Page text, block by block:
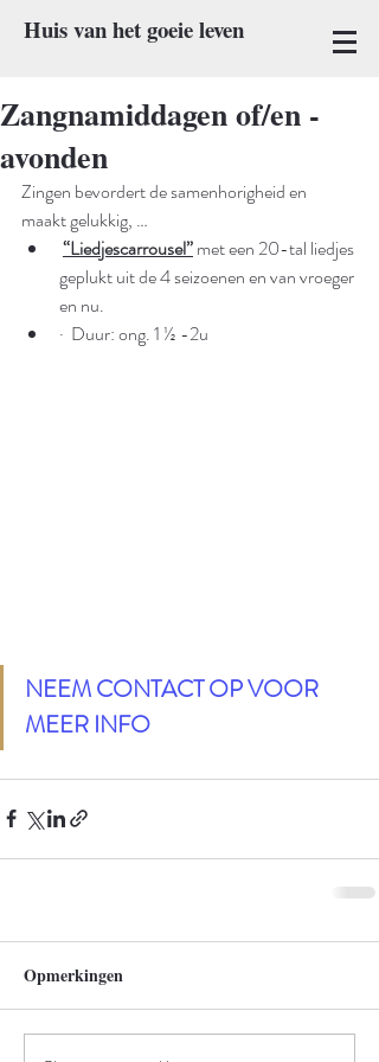
Huis van het goeie leven
Zangnamiddagen of/en -
avonden
Zingen bevordert de samenhorigheid en
maakt gelukkig, …
“Liedjescarrousel” met een 20-tal liedjes
geplukt uit de 4 seizoenen en van vroeger
en nu.
·  Duur: ong. 1 ½ -2u
NEEM CONTACT OP VOOR
MEER INFO
Opmerkingen